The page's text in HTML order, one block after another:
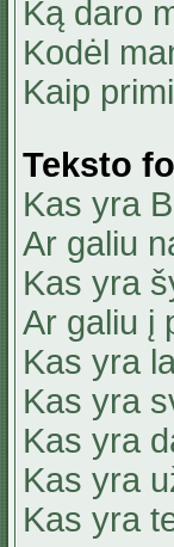
Ką daro
Kodėl
Kaip
Teksto
Kas yra
Ar galiu
Kas yra
Ar galiu į
Kas yra
Kas yra
Kas yra
Kas yra
Kas yra